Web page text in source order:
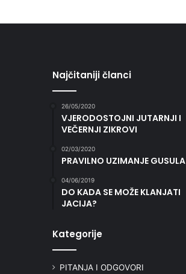
Najčitaniji članci
26/05/2020
VJERODOSTOJNI JUTARNJI I
VEČERNJI ZIKROVI
02/03/2020
PRAVILNO UZIMANJE GUSULA
04/06/2019
DO KADA SE MOŽE KLANJATI
JACIJA?
Kategorije
PITANJA I ODGOVORI